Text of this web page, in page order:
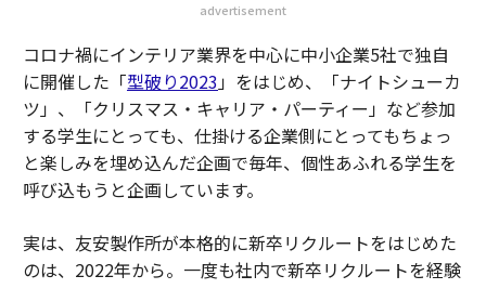
advertisement
コロナ禍にインテリア業界を中心に中小企業5社で独自
に開催した「型破り2023」をはじめ、「ナイトシューカ
ツ」、「クリスマス・キャリア・パーティー」など参加
する学生にとっても、仕掛ける企業側にとってもちょっ
と楽しみを埋め込んだ企画で毎年、個性あふれる学生を
呼び込もうと企画しています。
実は、友安製作所が本格的に新卒リクルートをはじめた
のは、2022年から。一度も社内で新卒リクルートを経験